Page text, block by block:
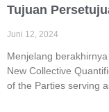
Tujuan
Juni 12, 2024
Menjelang
New Collective
of the Parties serving